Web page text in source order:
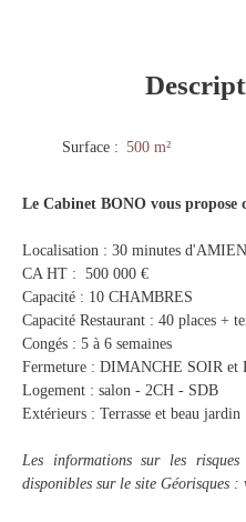
Surface : 500 m²
Le Cabinet BONO vous
Localisation : 30 minutes
CA HT : 500 000 €
Capacité : 10 CHAMBRES
Capacité Restaurant : 40 places +
Congés : 5 à 6 semaines
Fermeture : DIMANCHE SOIR et
Logement : salon - 2CH - SDB
Extérieurs : Terrasse et beau jardin
Les informations sur les
disponibles sur le site Géorisques :